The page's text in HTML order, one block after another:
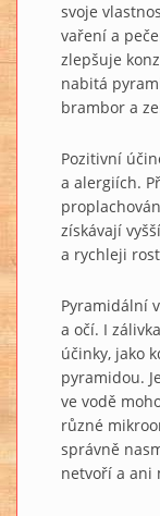
svoje
vaření a
zlepšuje
nabitá
brambor a
Pozitivní
a alergiích.
získávají
a rychleji
Pyramidální
a očí. I
účinky, jako
pyramidou.
ve vodě
různé
správně
netvoří a ani